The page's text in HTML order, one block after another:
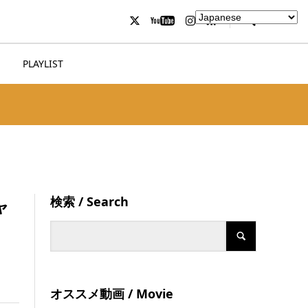
PLAYLIST
検索 / Search
オススメ動画 / Movie